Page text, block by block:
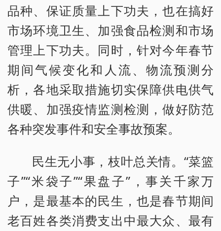
品种、保证质量上下功夫，也在搞好
市场环境卫生、加强食品检测和市场
管理上下功夫。同时，针对今年春节
期间气候变化和人流、物流预测分
析，各地采取措施切实保障供电供气
供暖、加强疫情监测检测，做好防范
各种突发事件和安全事故预案。
民生无小事，枝叶总关情。“菜篮
子”“米袋子”“果盘子”，事关千家万
户，是最基本的民生，也是春节期间
老百姓各类消费支出中最大众、最有